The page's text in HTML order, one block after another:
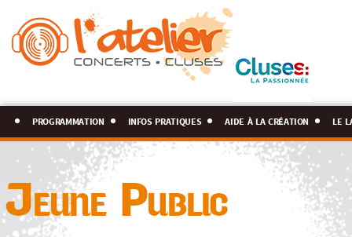
programmation infos pratiques aide à la création le
Jeune Public